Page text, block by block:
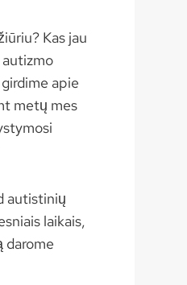
Kas jau
apie
metų mes
autistinių
laikais,
darome